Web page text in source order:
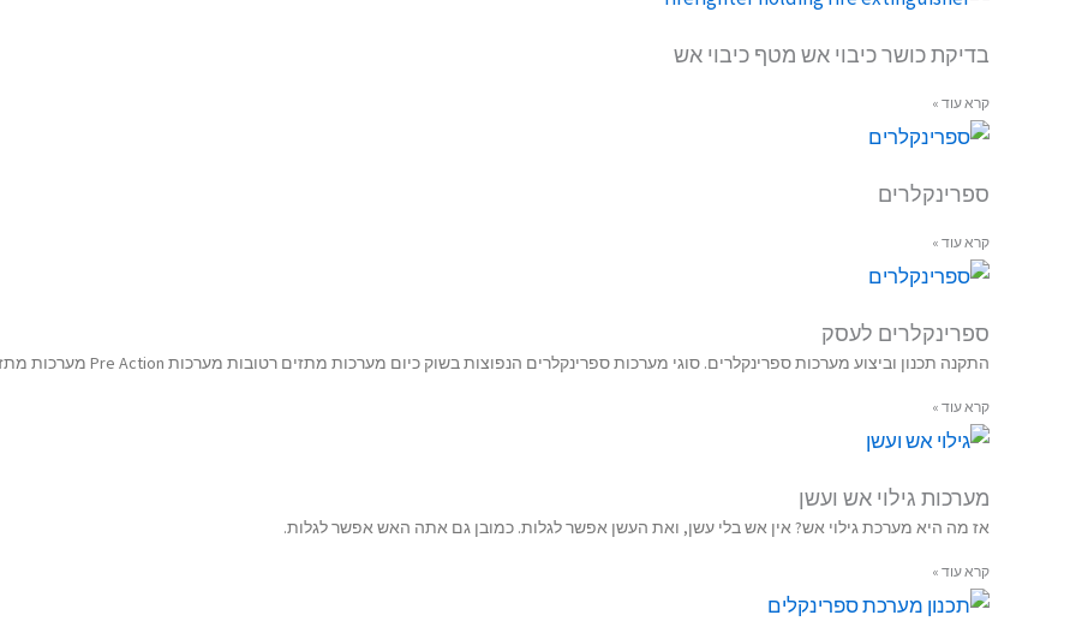
בדיקת כושר כיבוי אש מטף כיבוי אש
קרא עוד »
ספרינקלרים
קרא עוד »
ספרינקלרים לעסק
התקנה תכנון וביצוע מערכות ספרינקלרים. סוגי מערכות ספרינקלרים הנפוצות בשוק כיום מערכות מתזים רטובות מערכות Pre Action מערכות מתזים יבשות
קרא עוד »
מערכות גילוי אש ועשן
אז מה היא מערכת גילוי אש? אין אש בלי עשן, ואת העשן אפשר לגלות. כמובן גם אתה האש אפשר לגלות.
קרא עוד »